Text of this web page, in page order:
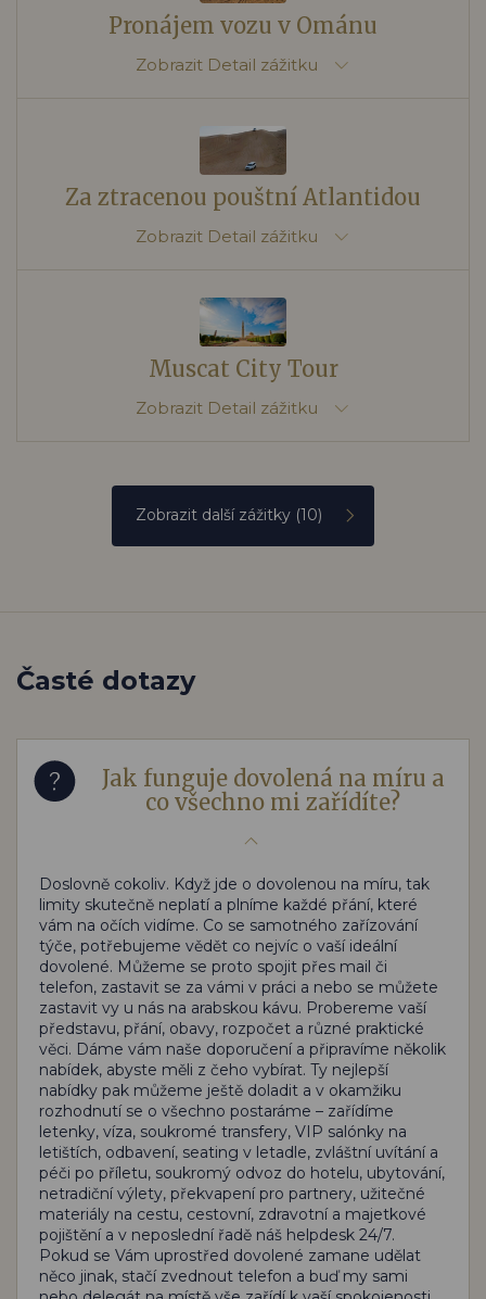
Pronájem vozu v Ománu
Zobrazit Detail zážitku
Za ztracenou pouštní Atlantidou
Zobrazit Detail zážitku
Muscat City Tour
Zobrazit Detail zážitku
Zobrazit další zážitky (10)
Časté dotazy
Jak funguje dovolená na míru a
co všechno mi zařídíte?
Doslovně cokoliv. Když jde o dovolenou na míru, tak
limity skutečně neplatí a plníme každé přání, které
vám na očích vidíme. Co se samotného zařízování
týče, potřebujeme vědět co nejvíc o vaší ideální
dovolené. Můžeme se proto spojit přes mail či
telefon, zastavit se za vámi v práci a nebo se můžete
zastavit vy u nás na arabskou kávu. Probereme vaší
představu, přání, obavy, rozpočet a různé praktické
věci. Dáme vám naše doporučení a připravíme několik
nabídek, abyste měli z čeho vybírat. Ty nejlepší
nabídky pak můžeme ještě doladit a v okamžiku
rozhodnutí se o všechno postaráme – zařídíme
letenky, víza, soukromé transfery, VIP salónky na
letištích, odbavení, seating v letadle, zvláštní uvítání a
péči po příletu, soukromý odvoz do hotelu, ubytování,
netradiční výlety, překvapení pro partnery, užitečné
materiály na cestu, cestovní, zdravotní a majetkové
pojištění a v neposlední řadě náš helpdesk 24/7.
Pokud se Vám uprostřed dovolené zamane udělat
něco jinak, stačí zvednout telefon a buď my sami